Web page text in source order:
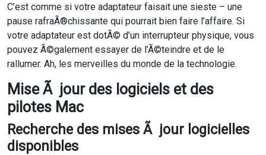
C’est comme si votre adaptateur faisait une sieste – une
pause rafraÃ®chissante qui pourrait bien faire l’affaire. Si
votre adaptateur est dotÃ© d’un interrupteur physique, vous
pouvez Ã©galement essayer de l’Ã©teindre et de le
rallumer. Ah, les merveilles du monde de la technologie.
Mise Ã jour des logiciels et des
pilotes Mac
Recherche des mises Ã jour logicielles
disponibles